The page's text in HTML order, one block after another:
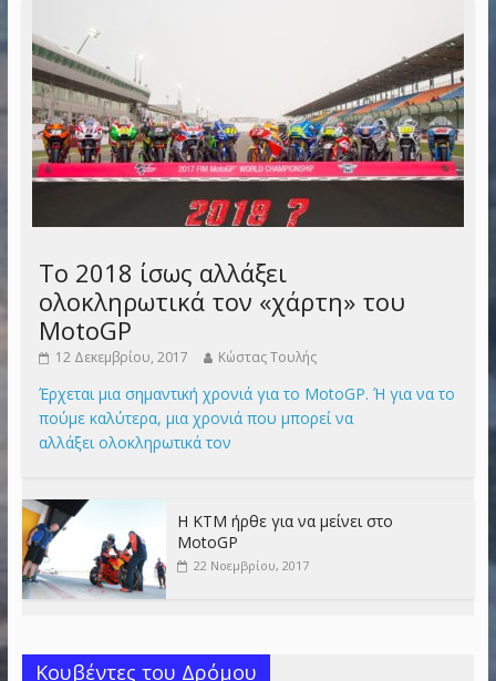
Το 2018 ίσως αλλάξει
ολοκληρωτικά τον «χάρτη» του
MotoGP
12 Δεκεμβρίου, 2017 Κώστας Τουλής
Έρχεται μια σημαντική χρονιά για το MotoGP. Ή για να το
πούμε καλύτερα, μια χρονιά που μπορεί να
αλλάξει ολοκληρωτικά τον
Η KTM ήρθε για να μείνει στο
MotoGP
22 Νοεμβρίου, 2017
Κουβέντες του Δρόμου